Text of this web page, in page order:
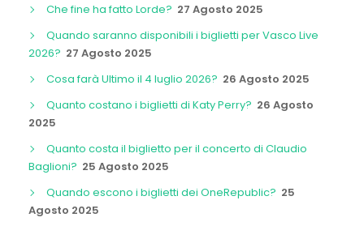
Che fine ha fatto Lorde? 27 Agosto 2025
Quando saranno disponibili i biglietti per Vasco Live
2026? 27 Agosto 2025
Cosa farà Ultimo il 4 luglio 2026? 26 Agosto 2025
Quanto costano i biglietti di Katy Perry? 26 Agosto
2025
Quanto costa il biglietto per il concerto di Claudio
Baglioni? 25 Agosto 2025
Quando escono i biglietti dei OneRepublic? 25
Agosto 2025